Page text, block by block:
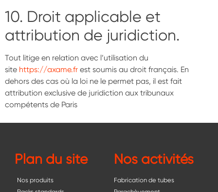
10. Droit applicable et
attribution de juridiction.
Tout litige en relation avec l’utilisation du
site https://axame.fr est soumis au droit français. En
dehors des cas où la loi ne le permet pas, il est fait
attribution exclusive de juridiction aux tribunaux
compétents de Paris
Plan du site
Nos produits
Nos activités
Fabrication de tubes